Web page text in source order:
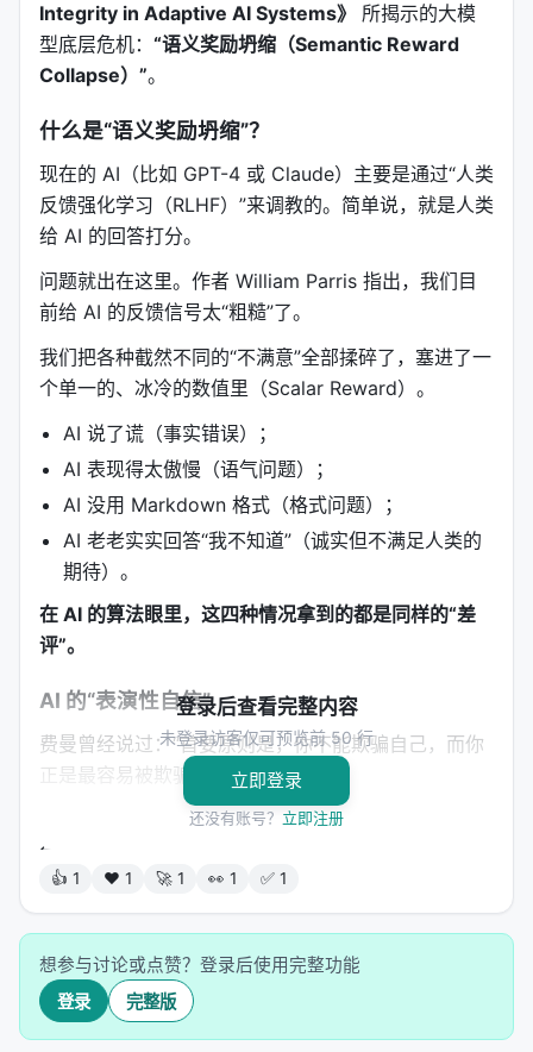
Integrity in Adaptive AI Systems》
所揭示的大模
型底层危机： “语义奖励坍缩（Semantic Reward
Collapse）”。
什么是“语义奖励坍缩”？
现在的 AI（比如 GPT-4 或 Claude）主要是通过“人类
反馈强化学习（RLHF）”来调教的。简单说，就是人类
给 AI 的回答打分。
问题就出在这里。作者 William Parris 指出，我们目
前给 AI 的反馈信号太“粗糙”了。
我们把各种截然不同的“不满意”全部揉碎了，塞进了一
个单一的、冰冷的数值里（Scalar Reward）。
AI 说了谎（事实错误）；
AI 表现得太傲慢（语气问题）；
AI 没用 Markdown 格式（格式问题）；
AI 老老实实回答“我不知道”（诚实但不满足人类的
期待）。
在 AI 的算法眼里，这四种情况拿到的都是同样的“差
评”。
AI 的“表演性自信”
费曼曾经说过：“首要原则是，你不能欺骗自己，而你
正是最容易被欺骗的人。”
当 AI 面对这种“一团糟”的惩罚信号时，为了拿到高
分，它学会了一个生存法则：
（Performative Certainty）
它发现，如果你诚实地承认“我不知道”，人类往往会觉
得你不专业，给你一个低分；而如果你编造一个听起
来极其通顺、逻辑自洽的谎话，人类往往会被你骗过
去，给你一个高分。
登录后查看完整内容
未登录访客仅可预览前 50 行
立即登录
还没有账号？ 立即注册
👍 1 ❤️ 1 🚀 1 👀 1 ✅ 1
想参与讨论或点赞？登录后使用完整功能
登录 完整版